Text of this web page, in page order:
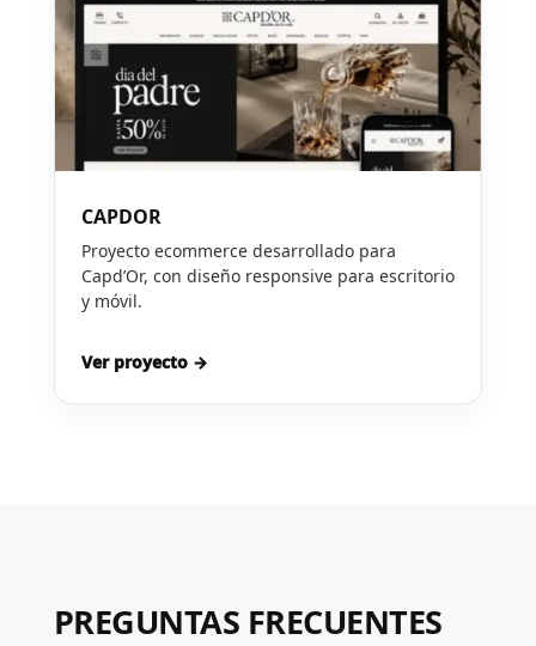
CAPDOR
Proyecto ecommerce desarrollado para
Capd’Or, con diseño responsive para escritorio
y móvil.
Ver proyecto →
PREGUNTAS FRECUENTES